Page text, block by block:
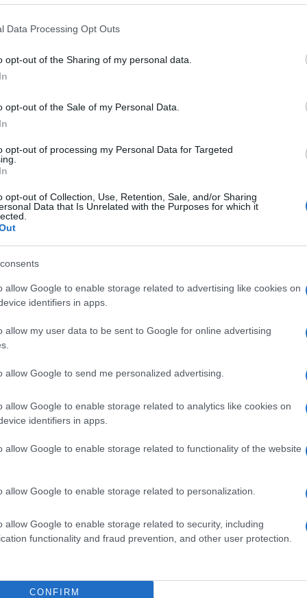
Data Processing Opt Outs
opt-out of the Sharing of my personal data.
opt-out of the Sale of my Personal Data.
opt-out of processing my Personal Data for Targeted
opt-out of Collection, Use, Retention, Sale, and/or Sharing
Data that Is Unrelated with the Purposes for which it
allow Google to enable storage related to advertising like cookies on
identifiers in apps.
allow my user data to be sent to Google for online advertising
allow Google to send me personalized advertising.
allow Google to enable storage related to analytics like cookies on
identifiers in apps.
allow Google to enable storage related to functionality of the website
allow Google to enable storage related to personalization.
allow Google to enable storage related to security, including
functionality and fraud prevention, and other user protection.
CONFIRM
αποσαφηνιστεί εάν ο Τραμπ αναφερόταν σε
ήδη προγραμματισμένη ανάπτυξη 4.000
για την οποία ο αντιπρόεδρος των
Τρίτη ότι έχει καθυστερήσει, αλλά δεν
NEWS ΚΑΝΟΝΤΑΣ ΚΛΙΚ ΕΔΩ
Η